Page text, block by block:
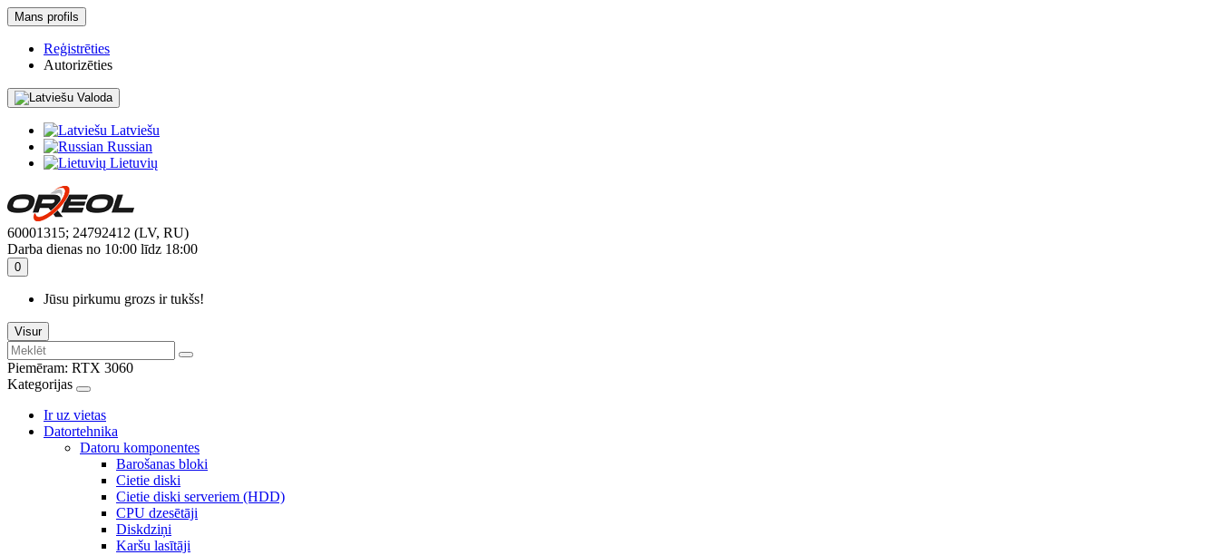
Mans profils
Reģistrēties
Autorizēties
Valoda
Latviešu
Russian
Lietuvių
60001315; 24792412 (LV, RU)
Darba dienas no 10:00 līdz 18:00
0
Jūsu pirkumu grozs ir tukšs!
Visur
Piemēram: RTX 3060
Kategorijas
Ir uz vietas
Datortehnika
Datoru komponentes
Barošanas bloki
Cietie diski
Cietie diski serveriem (HDD)
CPU dzesētāji
Diskdziņi
Karšu lasītāji